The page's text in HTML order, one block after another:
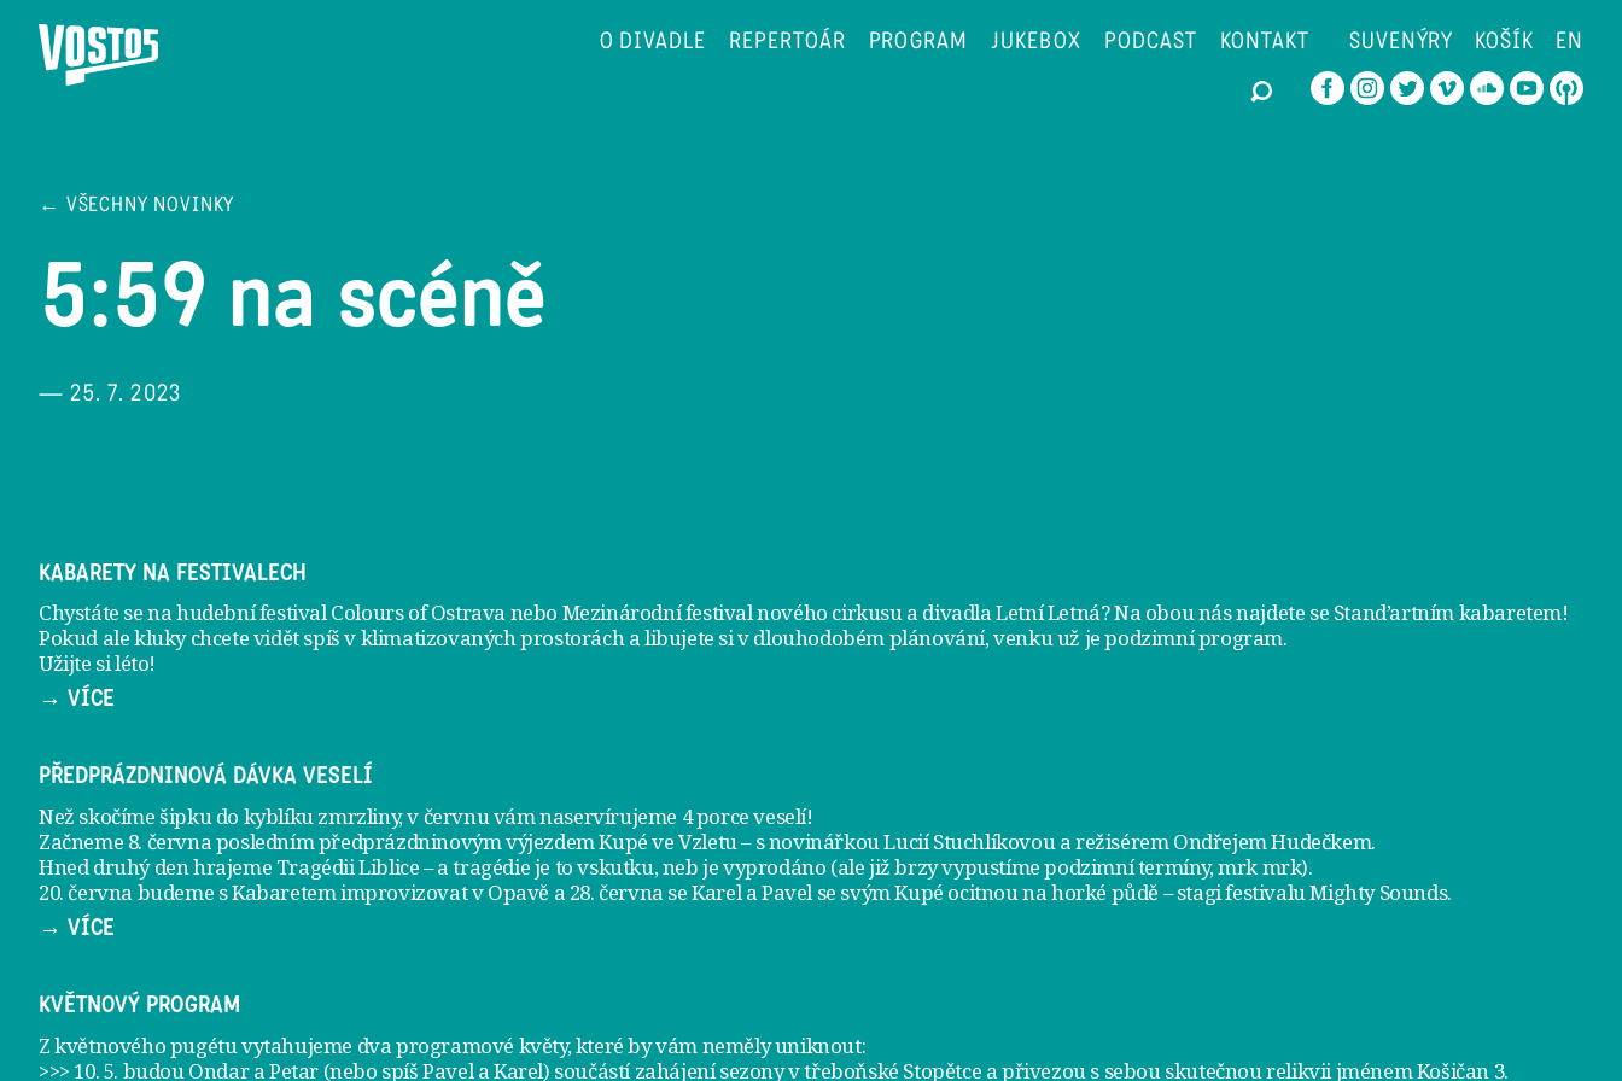
O DIVADLE REPERTOÁR PROGRAM JUKEBOX PODCAST KONTAKT SUVENÝRY KOŠÍK EN
← VŠECHNY NOVINKY
5:59 na scéně
— 25. 7. 2023
KABARETY NA FESTIVALECH
Chystáte se na hudební festival Colours of Ostrava nebo Mezinárodní festival nového cirkusu a divadla Letní Letná? Na obou nás najdete se Stand’artním kabaretem!
Pokud ale kluky chcete vidět spíš v klimatizovaných prostorách a libujete si v dlouhodobém plánování, venku už jepodzimní program.
Užijte si léto!
→ VÍCE
PŘEDPRÁZDNINOVÁ DÁVKA VESELÍ
Než skočíme šipku do kyblíku zmrzliny, v červnu vám naservírujeme 4 porce veselí!
Začneme 8. června posledním předprázdninovým výjezdemKupé ve Vzletu– s novinářkou Lucií Stuchlíkovou a režisérem Ondřejem Hudečkem.
Hned druhý den hrajeme Tragédii Liblice– a tragédie je to vskutku, neb je vyprodáno (ale již brzy vypustíme podzimní termíny, mrk mrk).
20. června budeme s Kabaretem improvizovat v Opavě a 28. června se Karel a Pavel se svým Kupé ocitnou na horké půdě – stagi festivalu Mighty Sounds.
→ VÍCE
KVĚTNOVÝ PROGRAM
Z květnového pugétu vytahujeme dva programové květy, které by vám neměly uniknout:
>>> 10. 5. budou Ondar a Petar (nebo spíš Pavel a Karel) součástí zahájení sezony vtřeboňské Stopětce a přivezou s sebou skutečnou relikvii jménemKošičan 3.